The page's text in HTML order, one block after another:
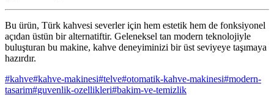
Bu ürün, Türk kahvesi severler için hem estetik hem de fonksiyonel
açıdan üstün bir alternatiftir. Geleneksel tan modern teknolojiyle
buluşturan bu makine, kahve deneyiminizi bir üst seviyeye taşımaya
hazırdır.
#kahve#kahve-makinesi#telve#otomatik-kahve-makinesi#modern-
tasarim#guvenlik-ozellikleri#bakim-ve-temizlik